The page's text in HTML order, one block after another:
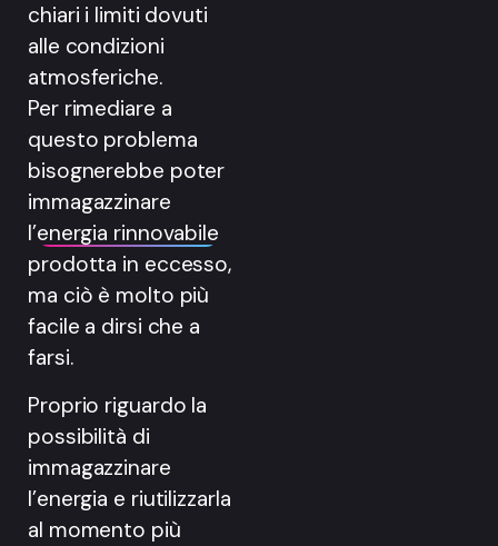
chiari i limiti dovuti
alle condizioni
atmosferiche.
Per rimediare a
questo problema
bisognerebbe poter
immagazzinare
l’energia rinnovabile
prodotta in eccesso,
ma ciò è molto più
facile a dirsi che a
farsi.
Proprio riguardo la
possibilità di
immagazzinare
l’energia e riutilizzarla
al momento più